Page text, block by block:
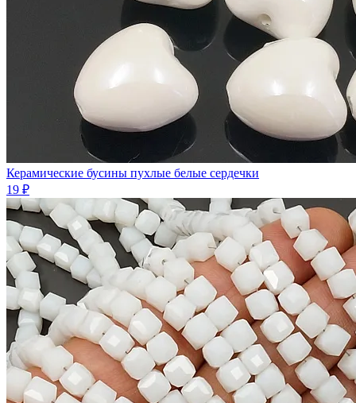
Керамические бусины пухлые белые сердечки
19 ₽